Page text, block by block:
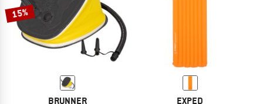
15%
BRUNNER EXPED